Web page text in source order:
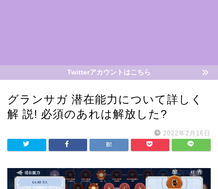
Twitterアカウントはこちら
グランサガ 潜在能力について詳しく
解 説! 必須のあれは解放した?
2022年2月16日